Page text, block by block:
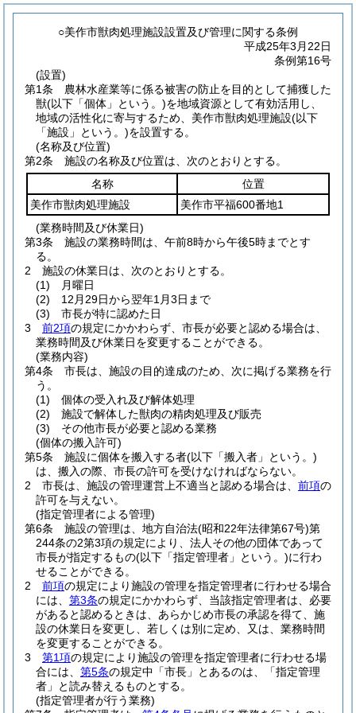
○美作市獣肉処理施設設置及び管理に関する条例
平成25年3月22日
条例第16号
(設置)
第1条
農林水産業等に係る被害の防止を目的として捕獲した
獣(以下「個体」という。)を地域資源として有効活用し、
地域の活性化に寄与するため、美作市獣肉処理施設(以下
「施設」という。)を設置する。
(名称及び位置)
第2条
施設の名称及び位置は、次のとおりとする。
名称
位置
美作市獣肉処理施設
美作市平福600番地1
(業務時間及び休業日)
第3条
施設の業務時間は、午前8時から午後5時までとす
る。
2
施設の休業日は、次のとおりとする。
(1)
月曜日
(2)
12月29日から翌年1月3日まで
(3)
市長が特に認めた日
3
前2項の規定にかかわらず、市長が必要と認める場合は、
業務時間及び休業日を変更することができる。
(業務内容)
第4条
市長は、施設の目的達成のため、次に掲げる業務を行
う。
(1)
個体の受入れ及び解体処理
(2)
施設で解体した獣肉の精肉処理及び販売
(3)
その他市長が必要と認める業務
(個体の搬入許可)
第5条
施設に個体を搬入する者(以下「搬入者」という。)
は、搬入の際、市長の許可を受けなければならない。
2
市長は、施設の管理運営上不適当と認める場合は、 前項の
許可を与えない。
(指定管理者による管理)
第6条
施設の管理は、地方自治法(昭和22年法律第67号)第
244条の2第3項の規定により、法人その他の団体であって
市長が指定するもの(以下「指定管理者」という。)に行わ
せることができる。
2
前項の規定により施設の管理を指定管理者に行わせる場合
には、 第3条の規定にかかわらず、当該指定管理者は、必要
があると認めるときは、あらかじめ市長の承認を得て、施
設の休業日を変更し、若しくは別に定め、又は、業務時間
を変更することができる。
3
第1項の規定により施設の管理を指定管理者に行わせる場
合には、 第5条の規定中「市長」とあるのは、「指定管理
者」と読み替えるものとする。
(指定管理者が行う業務)